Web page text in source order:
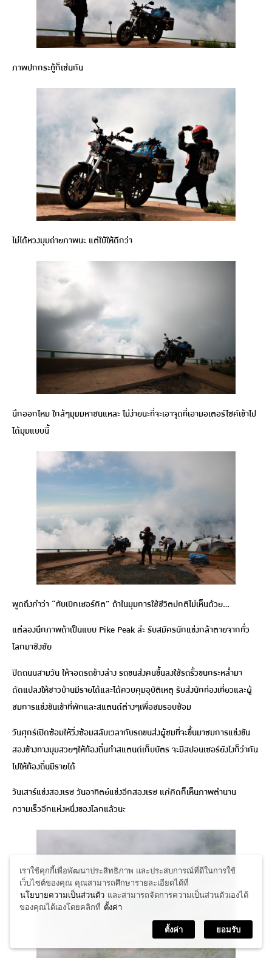
ภาพปกกระทู้ก็เช่นกัน
ไม่ได้หวงมุมถ่ายภาพนะ แต่ใบ้ให้ดีกว่า
นึกออกไหม ใกล้ๆมุมมหาชนแหละ ไม่ง่ายนะที่จะเอาจุดที่เอามอเตอร์ไซค์เข้าไป
ได้มุมแบบนี้
พูดถึงคำว่า “ทับเบิกเซอร์กิต” ถ้าในมุมการใช้ชีวิตปกติไม่เห็นด้วย…
แต่ลองนึกภาพถ้าเป็นแบบ Pike Peak ล่ะ รับสมัครนักแข่งกล้าตายจากทั่ว
โลกมาชิงชัย
ปิดถนนสามวัน ให้จอดรถข้างล่าง รถขนส่งคนขึ้นลงใช้รถรั้วขนกระหล่ำมา
ดัดแปลงให้ชาวบ้านมีรายได้และได้ควบคุมอุบัติเหตุ รับส่งนักท่องเที่ยวและผู้
ชมการแข่งขันเข้าที่พักและสแตนด์ต่างๆเพื่อชมรอบซ้อม
วันศุกร์เปิดซ้อมให้วิ่งซ้อมสลับเวลากับรถขนส่งผู้ชมที่จะขึ้นมาชมการแข่งขัน
สองข้างทางมุมสวยๆให้ท้องถิ่นทำสแตนด์เก็บบัตร จะมีสปอนเซอร์ยังไงก็ว่ากัน
ไปให้ท้องถิ่นมีรายได้
วันเสาร์แข่งสองเรซ วันอาทิตย์แข่งอีกสองเรซ แค่คิดก็เห็นภาพตำนาน
ความเร็วอีกแห่งหนึ่งของโลกแล้วนะ
เราใช้คุกกี้เพื่อพัฒนาประสิทธิภาพ และประสบการณ์ที่ดีในการใช้
เว็บไซต์ของคุณ คุณสามารถศึกษารายละเอียดได้ที่
นโยบายความเป็นส่วนตัว และสามารถจัดการความเป็นส่วนตัวเองได้
ของคุณได้เองโดยคลิกที่ ตั้งค่า
ตั้งค่า ยอมรับ